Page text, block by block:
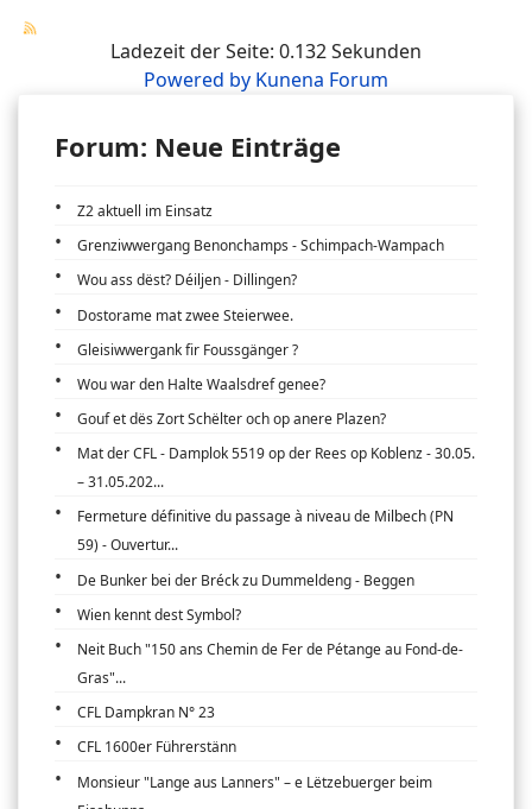
Ladezeit der Seite: 0.132 Sekunden
Powered by Kunena Forum
Forum: Neue Einträge
Z2 aktuell im Einsatz
Grenziwwergang Benonchamps - Schimpach-Wampach
Wou ass dëst? Déiljen - Dillingen?
Dostorame mat zwee Steierwee.
Gleisiwwergank fir Foussgänger ?
Wou war den Halte Waalsdref genee?
Gouf et dës Zort Schëlter och op anere Plazen?
Mat der CFL - Damplok 5519 op der Rees op Koblenz - 30.05.
– 31.05.202...
Fermeture définitive du passage à niveau de Milbech (PN
59) - Ouvertur...
De Bunker bei der Bréck zu Dummeldeng - Beggen
Wien kennt dest Symbol?
Neit Buch "150 ans Chemin de Fer de Pétange au Fond-de-
Gras"...
CFL Dampkran N° 23
CFL 1600er Führerstänn
Monsieur "Lange aus Lanners" – e Lëtzebuerger beim